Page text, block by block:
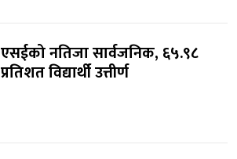
एसईको नतिजा सार्वजनिक, ६५.९८
प्रतिशत विद्यार्थी उत्तीर्ण